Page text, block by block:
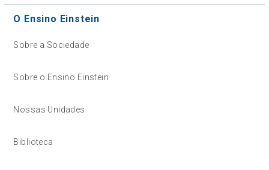
O Ensino Einstein
Sobre a Sociedade
Sobre o Ensino Einstein
Nossas Unidades
Biblioteca